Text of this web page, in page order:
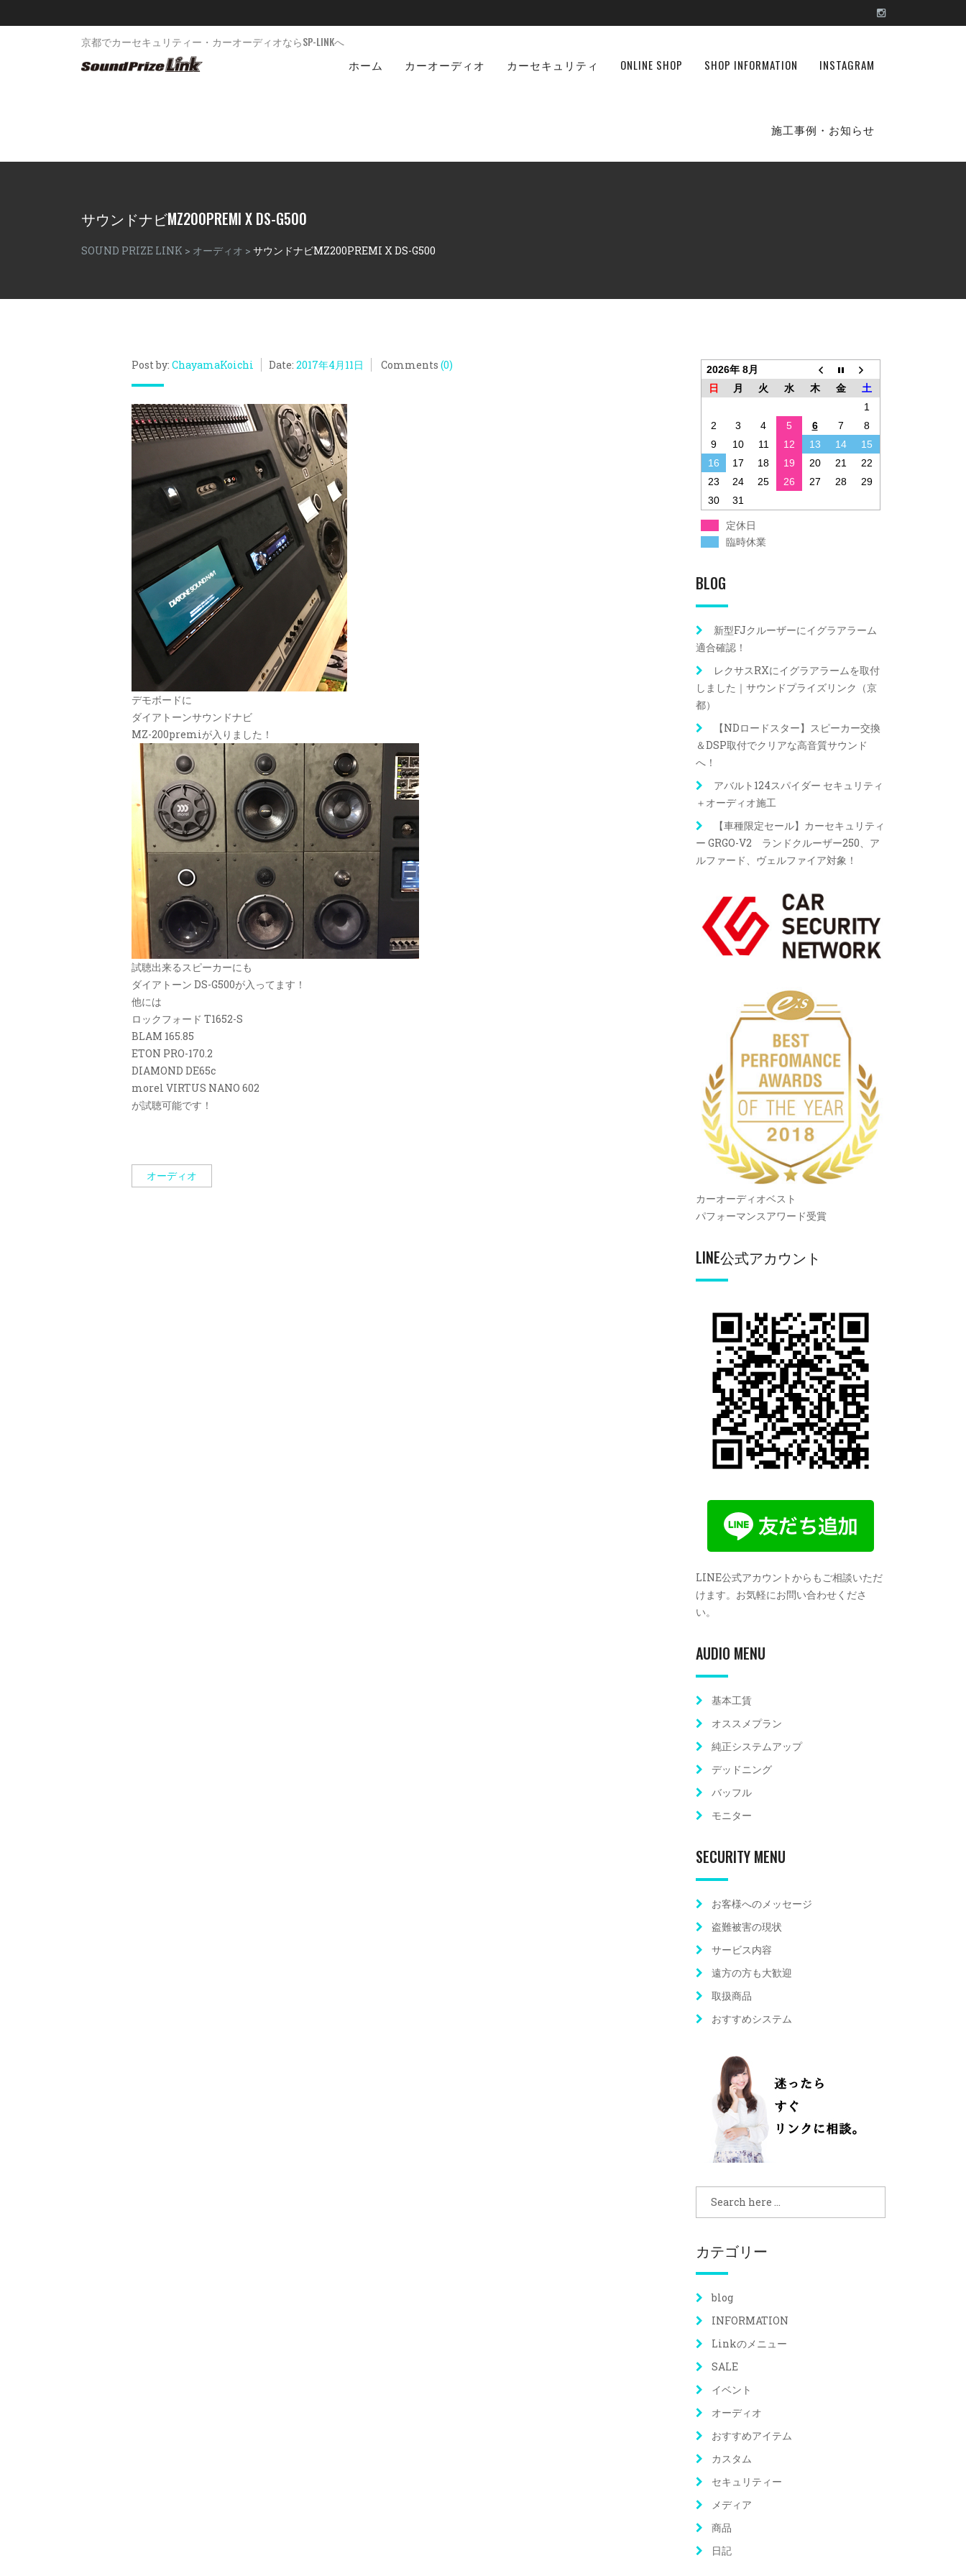
京都でカーセキュリティー・カーオーディオならSP-LINKへ
ホーム カーオーディオ カーセキュリティ ONLINE SHOP SHOP INFORMATION INSTAGRAM
施工事例・お知らせ
サウンドナビMZ200PREMI X DS-G500
SOUND PRIZE LINK > オーディオ > サウンドナビMZ200PREMI X DS-G500
Post by: ChayamaKoichi Date: 2017年4月11日 Comments (0)
デモボードに
ダイアトーンサウンドナビ
MZ-200premiが入りました！
試聴出来るスピーカーにも
ダイアトーン DS-G500が入ってます！
他には
ロックフォード T1652-S
BLAM 165.85
ETON PRO-170.2
DIAMOND DE65c
morel VIRTUS NANO 602
が試聴可能です！
オーディオ
2026年 8月
日
月 火 水 木 金
土
1
2
3 4 5 6 7
8
9
10 11 12 13 14
15
16
17 18 19 20 21
22
23
24 25 26 27 28
29
30
31
定休日
臨時休業
BLOG
新型FJクルーザーにイグラアラーム
適合確認！
レクサスRXにイグラアラームを取付
しました｜サウンドプライズリンク（京
都）
【NDロードスター】スピーカー交換
＆DSP取付でクリアな高音質サウンド
へ！
アバルト124スパイダー セキュリティ
＋オーディオ施工
【車種限定セール】カーセキュリティ
ー GRGO-V2 ランドクルーザー250、ア
ルファード、ヴェルファイア対象！
カーオーディオベスト
パフォーマンスアワード受賞
LINE公式アカウント
LINE公式アカウントからもご相談いただ
けます。お気軽にお問い合わせくださ
い。
AUDIO MENU
基本工賃
オススメプラン
純正システムアップ
デッドニング
バッフル
モニター
SECURITY MENU
お客様へのメッセージ
盗難被害の現状
サービス内容
遠方の方も大歓迎
取扱商品
おすすめシステム
カテゴリー
blog
INFORMATION
Linkのメニュー
SALE
イベント
オーディオ
おすすめアイテム
カスタム
セキュリティー
メディア
商品
日記